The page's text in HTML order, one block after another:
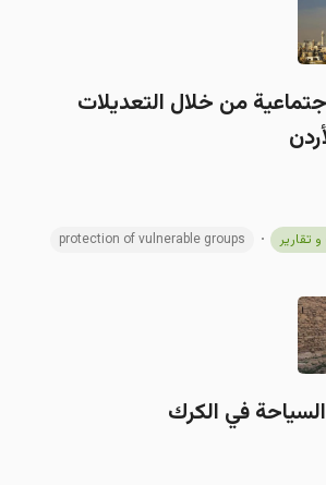
من خلال التعديلات
تقارير protection of vulnerable groups
في الكرك